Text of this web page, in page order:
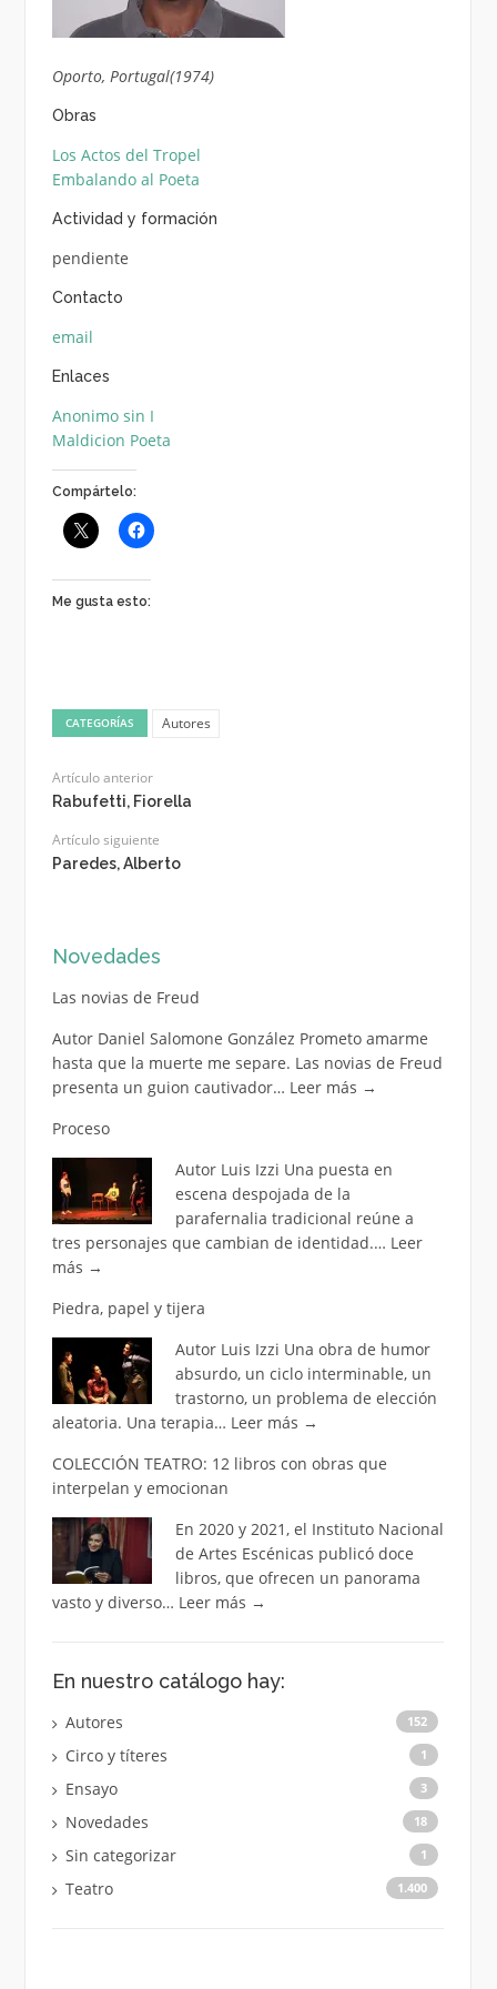
Oporto, Portugal(1974)
Obras
Los Actos del Tropel
Embalando al Poeta
Actividad y formación
pendiente
Contacto
email
Enlaces
Anonimo sin I
Maldicion Poeta
Compártelo:
Me gusta esto:
CATEGORÍAS Autores
Artículo anterior
Rabufetti, Fiorella
Artículo siguiente
Paredes, Alberto
Novedades
Las novias de Freud
Autor Daniel Salomone González Prometo amarme
hasta que la muerte me separe. Las novias de Freud
presenta un guion cautivador… Leer más →
Proceso
Autor Luis Izzi Una puesta en
escena despojada de la
parafernalia tradicional reúne a
tres personajes que cambian de identidad.… Leer
más →
Piedra, papel y tijera
Autor Luis Izzi Una obra de humor
absurdo, un ciclo interminable, un
trastorno, un problema de elección
aleatoria. Una terapia… Leer más →
COLECCIÓN TEATRO: 12 libros con obras que
interpelan y emocionan
En 2020 y 2021, el Instituto Nacional
de Artes Escénicas publicó doce
libros, que ofrecen un panorama
vasto y diverso… Leer más →
En nuestro catálogo hay:
Autores 152
Circo y títeres 1
Ensayo 3
Novedades 18
Sin categorizar 1
Teatro 1.400